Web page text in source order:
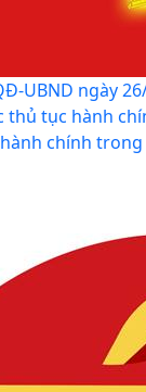
UBND ngày
thủ tục hành
chính